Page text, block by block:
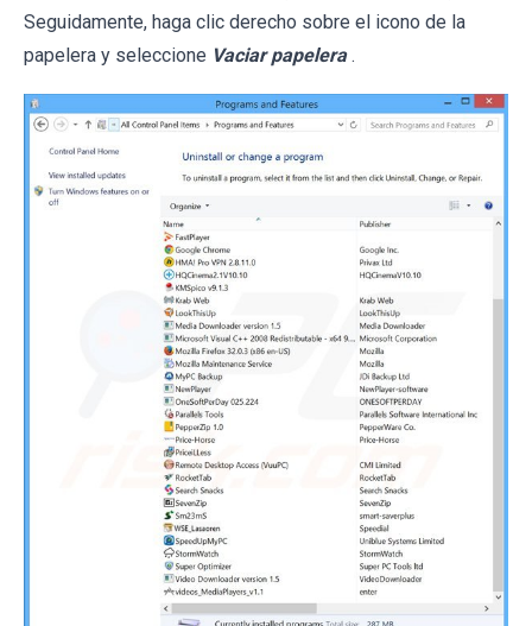
Seguidamente, haga clic derecho sobre el icono de la
papelera y seleccione Vaciar papelera .